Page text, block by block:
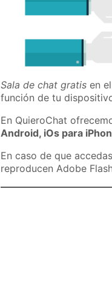
Sala de chat gratis en
función de tu
En QuieroChat
Android, iOs para
En caso de que
reproducen Adobe